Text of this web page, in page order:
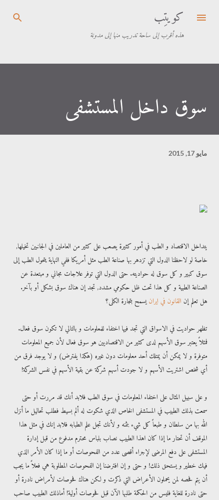
كويتِب
هذه أقرب إلى ساحة تدريب منها إلى مدونة
سوق داخل المستشفى
مايو 17, 2015
يتداخل الاقتصاد و الطب في أمور كثيرة يصعب على كثير من العاملين في الجانبين تخيلها,
خاصة لو لاحظنا الدول التي تزدهر بها صناعة الطب مثل أمريكا ففي النهاية يتحول الطب إلى
سوق كبير و كل سوق له حواديته. حتى الدول التي توفر علاجات مجاني و مبتعدة عن
الصناعة الطبية و كل هذا تحت ظل حكومي مشدد, تجد إن هناك سوق بشكل أو بآخر.
هل تعلم إن القانون في ايرانيسمح بتجارة الكلى؟
تظهر حواديت في الاسواق التي تجد فيها اختفاء للمعلومات و بالتالي لا تكون سوق فعال.
فمثلاً يعتبر سوق الأسهم لدى كثير من الاقتصاديين هو سوق فعال لأن جميع المعلومات
متوفرة و لا يمكن أن يمتلك أحد معلومات دون غيره (هكذا يفترض) و لا يوجد فرق من
أي شخص اشتريت الأسهم و لا جودت أسهم شركة عن بقية الأسهم في نفس الشركة!
و على سبيل المثال على اختفاء المعلومات في سوق الطب فلابد أنك قد مررت أو حتى
سمعت بذلك الطبيب في المستشفى الخاص الذي شكوت له ألم بسيط فطلب تحاليل ما أنزل
الله بها من سلطان و طبعاً كل شيء بثمنه و لأنك تجل علم الطبابه فلابد إنك في مثل هذا
الموقف أن تحتار ما إذا كان اهذا الطبيب نصاب بلباس محترم مدفوع من قبل إدارة
المستشفى على دفع المرضى لإجراء أقصى عدد من الفحوصات أو ما إذا كان الأمر الذي
فيك خطير و يستحق ذلك! و حتى و إن افترضنا إن الفحوصات المطلوبة هي فعلاً ما يجب
أن يتم فحصه لمن يحملون الأعراض التي ذكرت و لكن هناك فحوصات لأمراض نادرة أو
حتى نادرة للغاية فليس من الحكمة طلبها الآن قبل فحوصات أولية! أماذلك الطبيب صاحب